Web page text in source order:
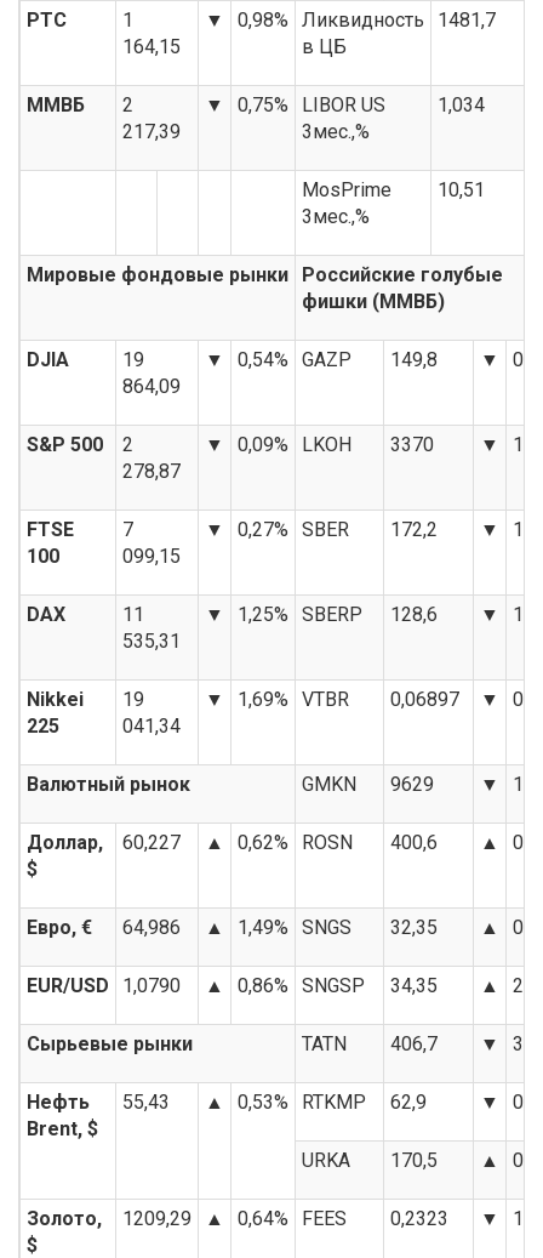
РТС
1
164,15
▼ 0,98%
Ликвидность
в ЦБ
1481,7
ММВБ
2
217,39
▼ 0,75%
LIBOR US
3мес.,%
1,034
MosPrime
3мес.,%
10,51
Мировые фондовые рынки
Российские голубые
фишки (ММВБ)
DJIA
19
864,09
▼ 0,54% GAZP 149,8 ▼
S&P 500
2
278,87
▼ 0,09% LKOH 3370 ▼
FTSE
100
7
099,15
▼ 0,27% SBER 172,2 ▼
DAX
11
535,31
▼ 1,25% SBERP 128,6 ▼
Nikkei
225
19
041,34
▼ 1,69% VTBR 0,06897 ▼
Валютный рынок GMKN 9629 ▼
Доллар,
$
60,227 ▲ 0,62% ROSN 400,6 ▲
Евро, € 64,986 ▲ 1,49% SNGS 32,35 ▲
EUR/USD 1,0790 ▲ 0,86% SNGSP 34,35 ▲
Сырьевые рынки TATN 406,7 ▼
Нефть
Brent, $
55,43 ▲ 0,53% RTKMP 62,9 ▼
URKA 170,5 ▲
Золото,
$
1209,29 ▲ 0,64% FEES 0,2323 ▼